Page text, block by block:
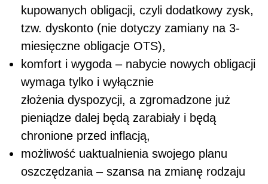
kupowanych obligacji, czyli dodatkowy zysk,
tzw. dyskonto (nie dotyczy zamiany na 3-
miesięczne obligacje OTS),
komfort i wygoda – nabycie nowych obligacji
wymaga tylko i wyłącznie
złożenia dyspozycji, a zgromadzone już
pieniądze dalej będą zarabiały i będą
chronione przed inflacją,
możliwość uaktualnienia swojego planu
oszczędzania – szansa na zmianę rodzaju